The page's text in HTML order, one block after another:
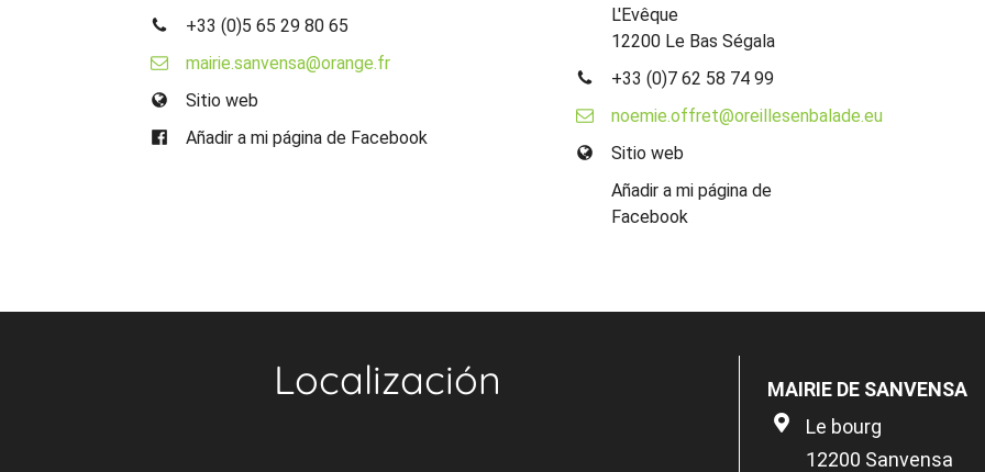
+33 (0)5 65 29 80 65
mairie.sanvensa@orange.fr
Sitio web
Añadir a mi página de Facebook
L'Evêque
12200 Le Bas Ségala
+33 (0)7 62 58 74 99
noemie.offret@oreillesenbalade.eu
Sitio web
Añadir a mi página de
Facebook
Localización
MAIRIE DE SANVENSA
Le bourg
12200 Sanvensa